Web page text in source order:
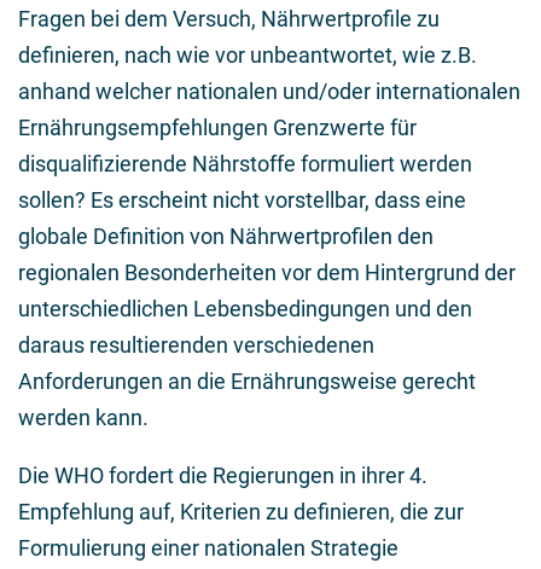
Fragen bei dem Versuch, Nährwertprofile zu
definieren, nach wie vor unbeantwortet, wie z.B.
anhand welcher nationalen und/oder internationalen
Ernährungsempfehlungen Grenzwerte für
disqualifizierende Nährstoffe formuliert werden
sollen? Es erscheint nicht vorstellbar, dass eine
globale Definition von Nährwertprofilen den
regionalen Besonderheiten vor dem Hintergrund der
unterschiedlichen Lebensbedingungen und den
daraus resultierenden verschiedenen
Anforderungen an die Ernährungsweise gerecht
werden kann.
Die WHO fordert die Regierungen in ihrer 4.
Empfehlung auf, Kriterien zu definieren, die zur
Formulierung einer nationalen Strategie